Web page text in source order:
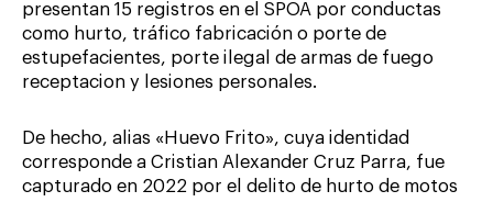
presentan 15 registros en el SPOA por conductas
como hurto, tráfico fabricación o porte de
estupefacientes, porte ilegal de armas de fuego
receptacion y lesiones personales.
De hecho, alias «Huevo Frito», cuya identidad
corresponde a Cristian Alexander Cruz Parra, fue
capturado en 2022 por el delito de hurto de motos